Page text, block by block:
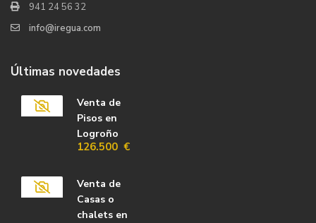
941 24 56 32
info@iregua.com
Últimas novedades
Venta de
Pisos en
Logroño
126.500 €
Venta de
Casas o
chalets en